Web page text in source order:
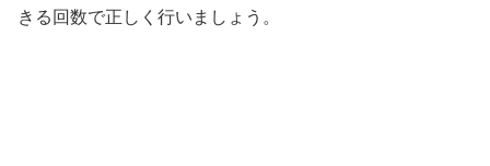
きる回数で正しく行いましょう。